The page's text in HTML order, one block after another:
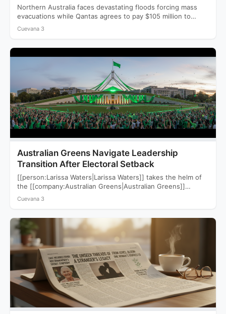
Northern Australia faces devastating floods forcing mass
evacuations while Qantas agrees to pay $105 million to
settle a…
Cuevana 3
Australian Greens Navigate Leadership
Transition After Electoral Setback
[[person:Larissa Waters|Larissa Waters]] takes the helm of
the [[company:Australian Greens|Australian Greens]]
following a devastating 2025 election that saw…
Cuevana 3